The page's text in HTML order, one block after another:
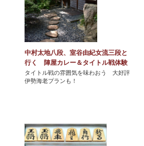
中村太地八段、室谷由紀女流三段と
行く 陣屋カレー＆タイトル戦体験
タイトル戦の雰囲気を味わおう 大好評
伊勢海老プランも！